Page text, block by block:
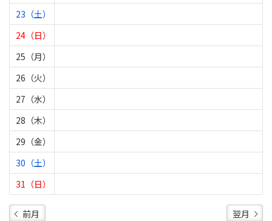
23（土）
24（日）
25（月）
26（火）
27（水）
28（木）
29（金）
30（土）
31（日）
前月 翌月